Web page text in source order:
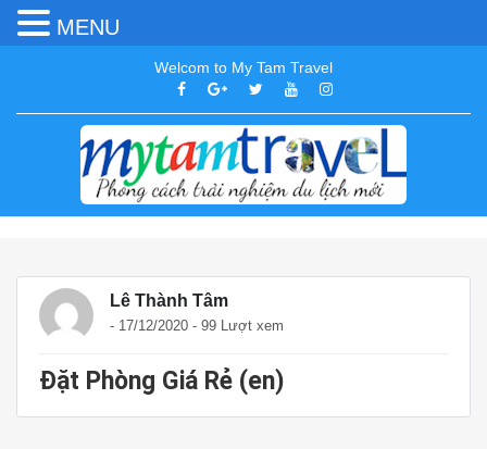
Welcom to My Tam Travel
Lê Thành Tâm
- 17/12/2020 - 99 Lượt xem
Đặt Phòng Giá Rẻ (en)
MENU